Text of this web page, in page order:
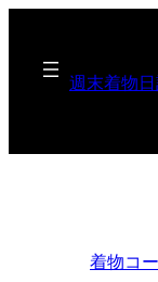
週末着物
着物コ